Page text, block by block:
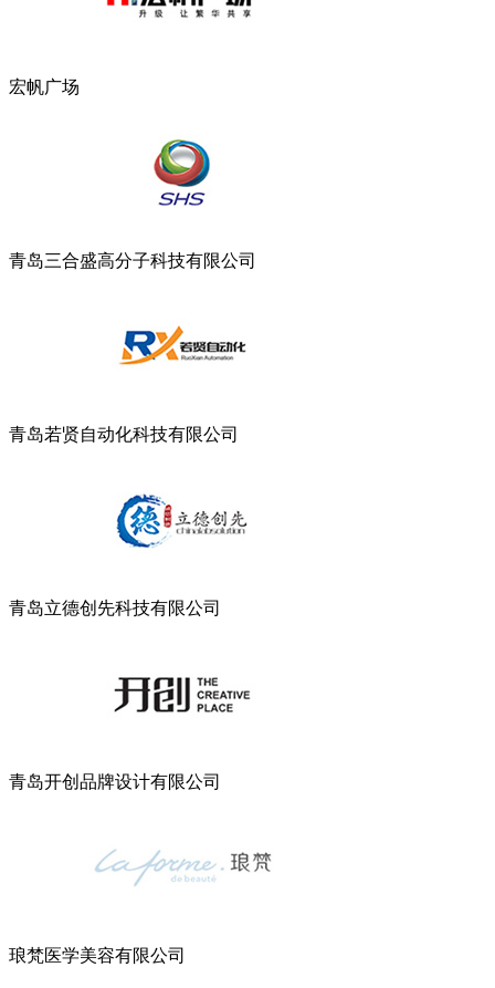
宏帆广场
青岛三合盛高分子科技有限公司
青岛若贤自动化科技有限公司
青岛立德创先科技有限公司
青岛开创品牌设计有限公司
琅梵医学美容有限公司